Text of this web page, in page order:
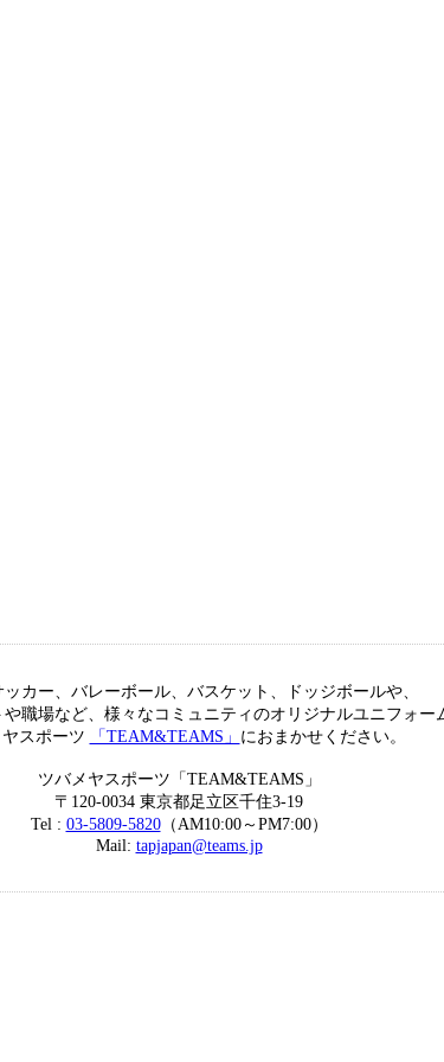
ッカー、バレーボール、バスケット、ドッジボールや、
職場など、様々なコミュニティのオリジナルユニフォー
スポーツ
「TEAM&TEAMS」 におまかせください。
ツバメヤスポーツ「TEAM&TEAMS」
〒120-0034 東京都足立区千住3-19
Tel : 03-5809-5820（AM10:00～PM7:00）
Mail: tapjapan@teams.jp